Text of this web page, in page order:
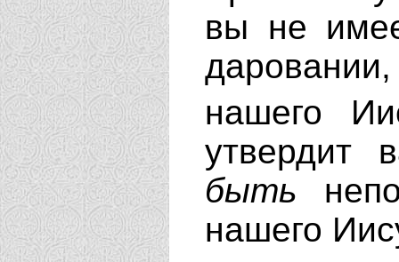
вы не
нашего
утвердит
быть
нашего